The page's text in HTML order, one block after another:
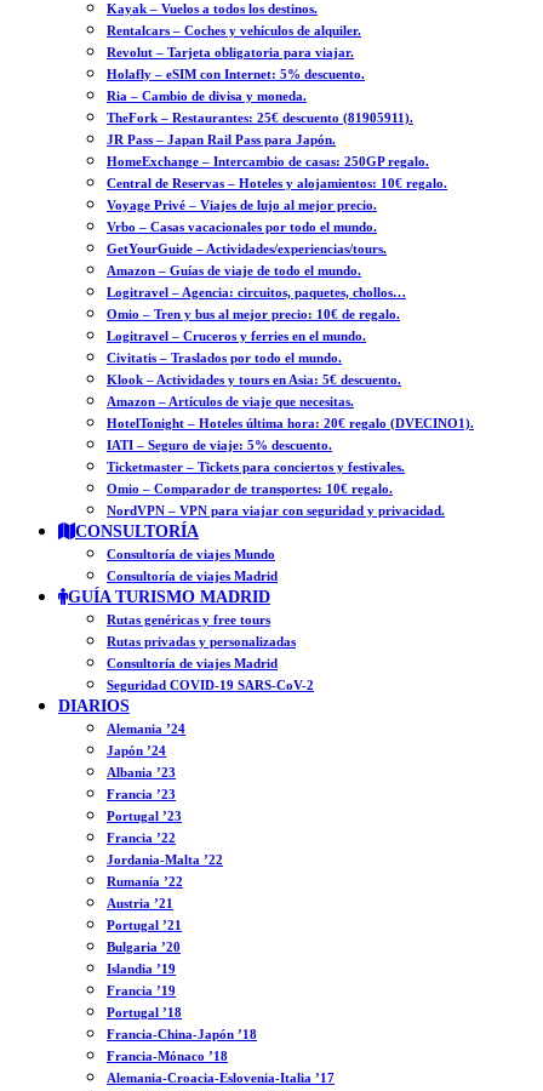
Kayak – Vuelos a todos los destinos.
Rentalcars – Coches y vehículos de alquiler.
Revolut – Tarjeta obligatoria para viajar.
Holafly – eSIM con Internet: 5% descuento.
Ria – Cambio de divisa y moneda.
TheFork – Restaurantes: 25€ descuento (81905911).
JR Pass – Japan Rail Pass para Japón.
HomeExchange – Intercambio de casas: 250GP regalo.
Central de Reservas – Hoteles y alojamientos: 10€ regalo.
Voyage Privé – Viajes de lujo al mejor precio.
Vrbo – Casas vacacionales por todo el mundo.
GetYourGuide – Actividades/experiencias/tours.
Amazon – Guías de viaje de todo el mundo.
Logitravel – Agencia: circuitos, paquetes, chollos…
Omio – Tren y bus al mejor precio: 10€ de regalo.
Logitravel – Cruceros y ferries en el mundo.
Civitatis – Traslados por todo el mundo.
Klook – Actividades y tours en Asia: 5€ descuento.
Amazon – Artículos de viaje que necesitas.
HotelTonight – Hoteles última hora: 20€ regalo (DVECINO1).
IATI – Seguro de viaje: 5% descuento.
Ticketmaster – Tickets para conciertos y festivales.
Omio – Comparador de transportes: 10€ regalo.
NordVPN – VPN para viajar con seguridad y privacidad.
CONSULTORÍA
Consultoría de viajes Mundo
Consultoría de viajes Madrid
GUÍA TURISMO MADRID
Rutas genéricas y free tours
Rutas privadas y personalizadas
Consultoría de viajes Madrid
Seguridad COVID-19 SARS-CoV-2
DIARIOS
Alemania ’24
Japón ’24
Albania ’23
Francia ’23
Portugal ’23
Francia ’22
Jordania-Malta ’22
Rumanía ’22
Austria ’21
Portugal ’21
Bulgaria ’20
Islandia ’19
Francia ’19
Portugal ’18
Francia-China-Japón ’18
Francia-Mónaco ’18
Alemania-Croacia-Eslovenia-Italia ’17